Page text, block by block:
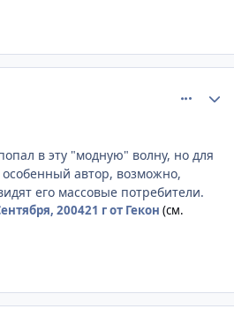
в эту "модную" волну, но для
автор, возможно,
его массовые потребители.
200421 гот Гекон (см.